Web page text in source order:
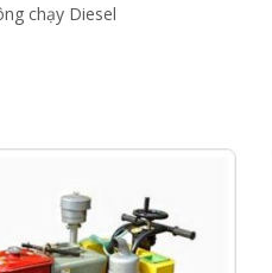
chạy Diesel